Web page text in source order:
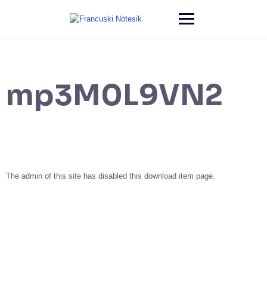
mp3M0L9VN2
The admin of this site has disabled this download item page.